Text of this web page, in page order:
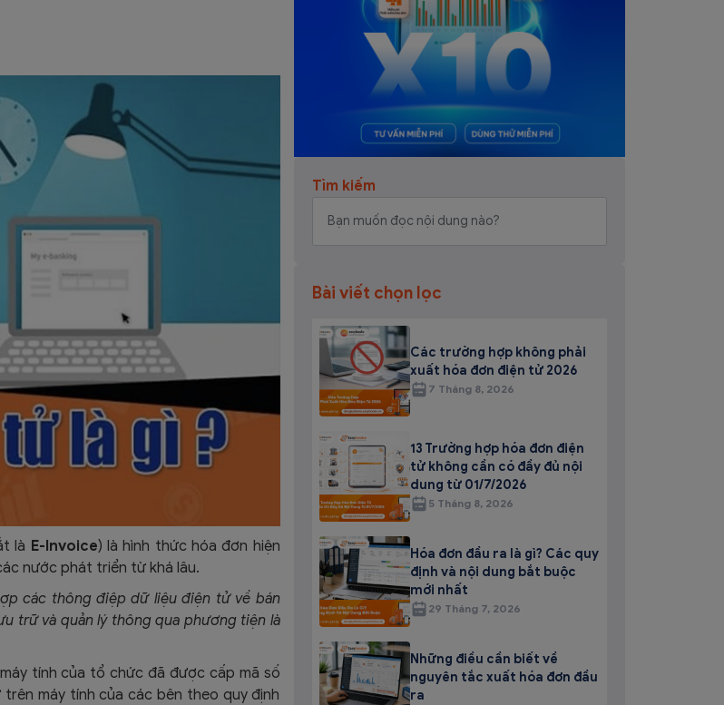
là E-Invoice) là hình thức hóa đơn hiện
nước phát triển từ khá lâu.
các thông điệp dữ liệu điện tử về bán
trữ và quản lý thông qua phương tiện là
tính của tổ chức đã được cấp mã số
máy tính của các bên theo quy định
Tìm kiếm
Bài viết chọn lọc
Các trường hợp không phải
xuất hóa đơn điện tử 2026
7 Tháng 8, 2026
13 Trường hợp hóa đơn điện
tử không cần có đầy đủ nội
dung từ 01/7/2026
5 Tháng 8, 2026
Hóa đơn đầu ra là gì? Các quy
định và nội dung bắt buộc
mới nhất
29 Tháng 7, 2026
Những điều cần biết về
nguyên tắc xuất hóa đơn đầu
ra